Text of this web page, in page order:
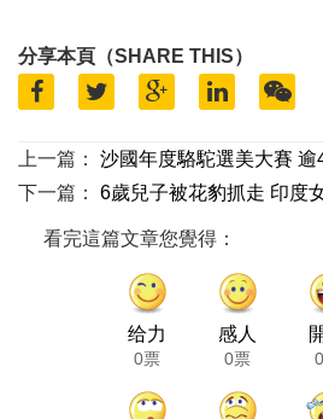
分享本頁（SHARE THIS）
上一篇：
沙國年度駱駝選美大賽
下一篇：
6歲兒子被花豹抓走 印度
看完這篇文章您覺得：
给力
0票
感人
0票